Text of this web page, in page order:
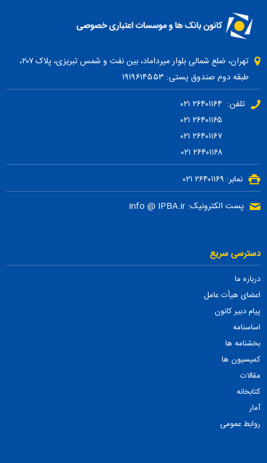
تهران، ضلع شمالی بلوار میرداماد، بین نفت و شمس تبریزی، پلاک ۲۰۷،
طبقه دوم صندوق پستی: ۱۹۱۹۶۱۴۵۵۳
تلفن: ۲۶۴۰۱۱۶۴ ۰۲۱
۲۶۴۰۱۱۶۷ ۰۲۱
۲۶۴۰۱۱۶۸ ۰۲۱
نمابر: ۲۶۴۰۱۱۶۹ ۰۲۱
پست الکترونیک: info @ IPBA.ir
دسترسی سریع
درباره ما
اعضای هیأت عامل
پیام دبیر کانون
اساسنامه
بخشنامه ها
کمیسیون ها
مقالات
کتابخانه
آمار
روابط عمومی